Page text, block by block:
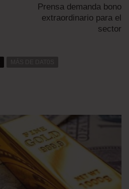
Prensa demanda bono
extraordinario para el
sector